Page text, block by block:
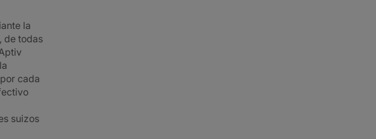
la
de todas
cada
suizos